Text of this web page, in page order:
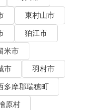
東村山市
狛江市
米市
市
羽村市
多摩郡瑞穂町
原村